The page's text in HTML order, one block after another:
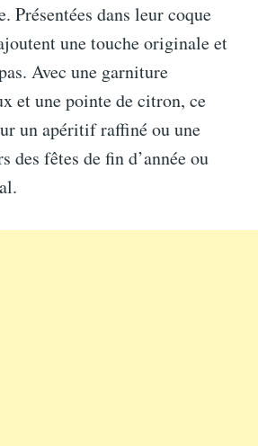
Présentées dans leur coque
une touche originale et
Avec une garniture
et une pointe de citron, ce
un apéritif raffiné ou une
des fêtes de fin d’année ou